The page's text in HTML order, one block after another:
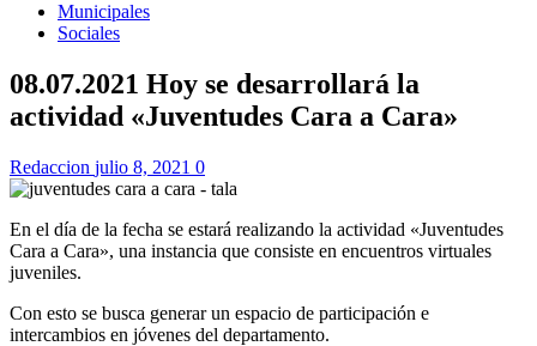
Municipales
Sociales
08.07.2021 Hoy se desarrollará la
actividad «Juventudes Cara a Cara»
Redaccion julio 8, 2021 0
En el día de la fecha se estará realizando la actividad «Juventudes
Cara a Cara», una instancia que consiste en encuentros virtuales
juveniles.
Con esto se busca generar un espacio de participación e
intercambios en jóvenes del departamento.